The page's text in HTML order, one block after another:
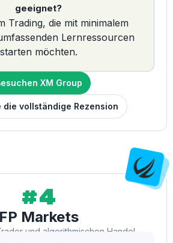
geeignet?
Trading, die mit minimalem
Lernressourcen
starten möchten.
XM Group
die vollständige Rezension
#4
FP Markets
und algorithmischen Handel